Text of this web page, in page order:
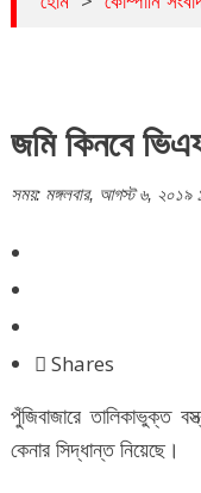
জমি কিনবে
সময়: মঙ্গলবার, আগস্ট ৬, ২০১৯
Shares
পুঁজিবাজারে তালিকাভুক্ত
কেনার সিদ্ধান্ত নিয়েছে।